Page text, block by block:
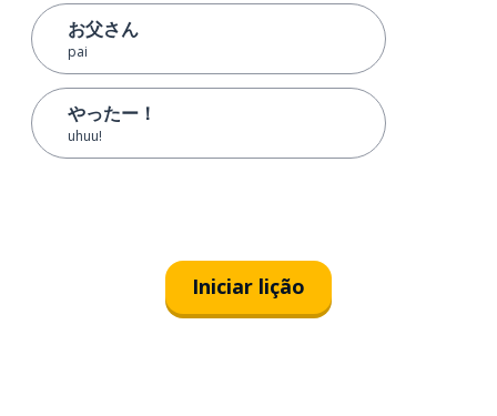
お父さん
pai
やったー！
uhuu!
Iniciar lição